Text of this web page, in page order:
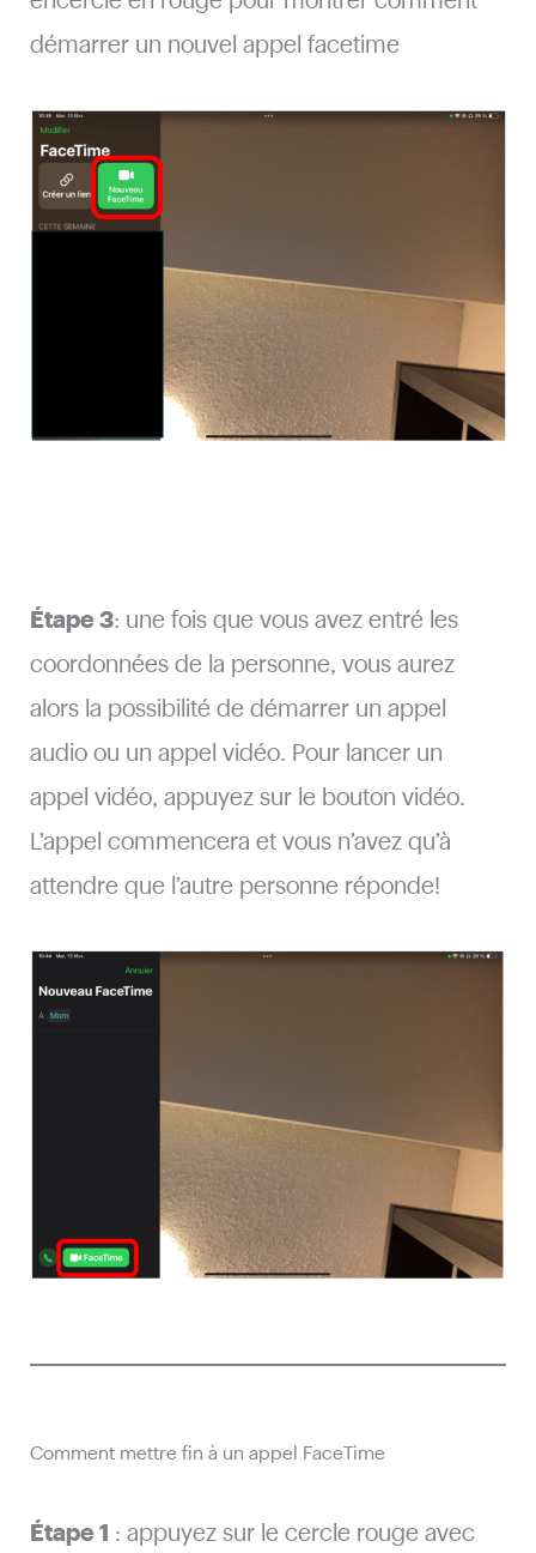
démarrer un nouvel appel facetime
Étape 3: une fois que vous avez entré les
coordonnées de la personne, vous aurez
alors la possibilité de démarrer un appel
audio ou un appel vidéo. Pour lancer un
appel vidéo, appuyez sur le bouton vidéo.
L’appel commencera et vous n’avez qu’à
attendre que l’autre personne réponde!
Comment mettre fin à un appel FaceTime
Étape 1 : appuyez sur le cercle rouge avec